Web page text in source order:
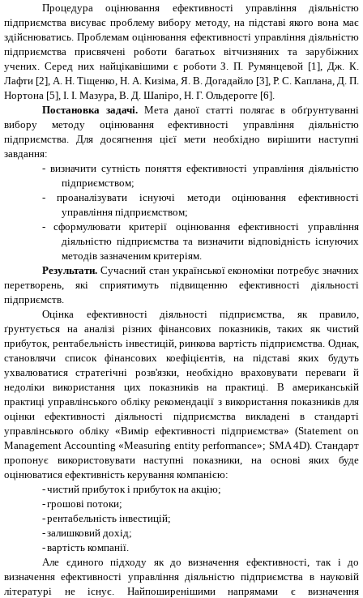
Процедура оцінювання ефективності управління діяльністю
підприємства висуває проблему вибору методу, на підставі якого вона має
здійснюватись. Проблемам оцінювання ефективності управління діяльністю
підприємства присвячені роботи багатьох вітчизняних та зарубіжних
учених. Серед них найцікавішими є роботи З. П. Румянцевой [1], Дж. К.
Лафти [2], А. Н. Тіщенко, Н. А. Кизіма, Я. В. Догадайло [3], Р. С. Каплана, Д. П.
Нортона [5], І. І. Мазура, В. Д. Шапіро, Н. Г. Ольдерогге [6].
Постановка задачі.Мета даної статті полягає в обґрунтуванні
вибору методу оцінювання ефективності управління діяльністю
підприємства. Для досягнення цієї мети необхідно вирішити наступні
завдання:
- визначити сутність поняття ефективності управління діяльністю
підприємством;
-
проаналізувати існуючі методи оцінювання ефективності
управління підприємством;
-
сформулювати критерії оцінювання ефективності управління
діяльністю підприємства та визначити відповідність існуючих
методів зазначеним критеріям.
Результати.Сучасний стан української економіки потребує значних
перетворень, які сприятимуть підвищенню ефективності діяльності
підприємств.
Оцінка ефективності діяльності підприємства, як правило,
ґрунтується на аналізі різних фінансових показників, таких як чистий
прибуток, рентабельність інвестицій, ринкова вартість підприємства. Однак,
становлячи список фінансових коефіцієнтів, на підставі яких будуть
ухвалюватися стратегічні розв'язки, необхідно враховувати переваги й
недоліки використання цих показників на практиці.
В американській
практиці управлінського обліку рекомендації з використання показників для
оцінки ефективності діяльності підприємства викладені в стандарті
управлінського обліку «Вимір ефективності підприємства» (Statement on
Management Accounting «Measuring entity performance»; SMA 4D). Стандарт
пропонує використовувати наступні показники, на основі яких буде
оцінюватися ефективність керування компанією:
-чистий прибуток і прибуток на акцію;
-грошові потоки;
-рентабельність інвестицій;
-залишковий дохід;
-вартість компанії.
Але єдиного підходу як до визначення ефективності, так і до
визначення ефективності управління діяльністю підприємства в науковій
літературі не існує. Найпоширенішими напрямами є визначення